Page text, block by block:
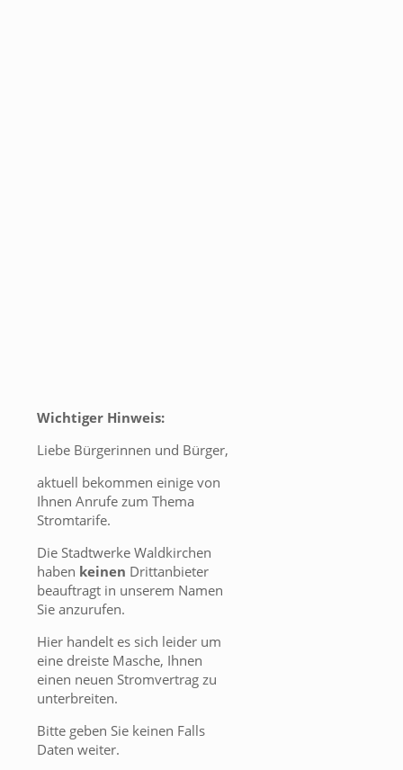
Wichtiger Hinweis:
Liebe Bürgerinnen und Bürger,
aktuell bekommen einige von
Ihnen Anrufe zum Thema
Stromtarife.
Die Stadtwerke Waldkirchen
haben keinen Drittanbieter
beauftragt in unserem Namen
Sie anzurufen.
Hier handelt es sich leider um
eine dreiste Masche, Ihnen
einen neuen Stromvertrag zu
unterbreiten.
Bitte geben Sie keinen Falls
Daten weiter.